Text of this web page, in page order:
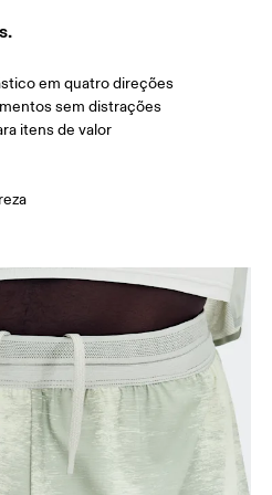
em quatro direções
sem distrações
itens de valor